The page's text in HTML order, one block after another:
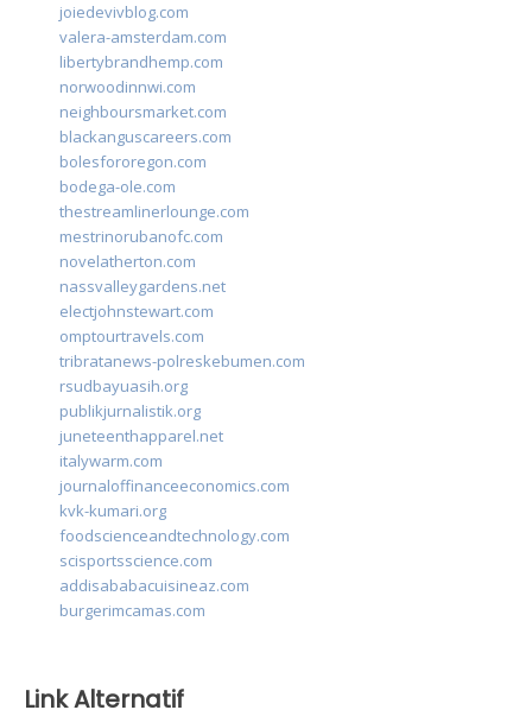
joiedevivblog.com
valera-amsterdam.com
libertybrandhemp.com
norwoodinnwi.com
neighboursmarket.com
blackanguscareers.com
bolesfororegon.com
bodega-ole.com
thestreamlinerlounge.com
mestrinorubanofc.com
novelatherton.com
nassvalleygardens.net
electjohnstewart.com
omptourtravels.com
tribratanews-polreskebumen.com
rsudbayuasih.org
publikjurnalistik.org
juneteenthapparel.net
italywarm.com
journaloffinanceeconomics.com
kvk-kumari.org
foodscienceandtechnology.com
scisportsscience.com
addisababacuisineaz.com
burgerimcamas.com
Link Alternatif